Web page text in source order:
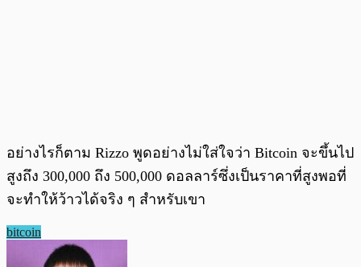
อย่างไรก็ตาม Rizzo พูดอย่างไม่ใส่ใจว่า Bitcoin จะขึ้นไป
สูงถึง 300,000 ถึง 500,000 ดอลลาร์ซึ่งเป็นราคาที่สูงพอที่
จะทำให้ว้าวได้จริง ๆ สำหรับเขา
bitcoin